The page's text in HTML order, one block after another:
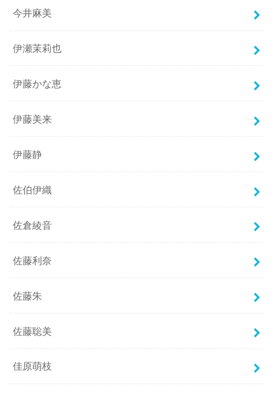
今井麻美
伊瀬茉莉也
伊藤かな恵
伊藤美来
伊藤静
佐伯伊織
佐倉綾音
佐藤利奈
佐藤朱
佐藤聡美
佳原萌枝